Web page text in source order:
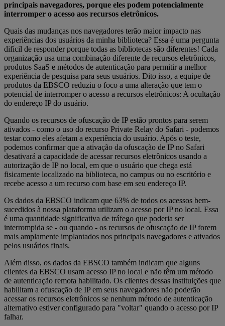
principais navegadores, porque eles podem potencialmente
interromper o acesso aos recursos eletrônicos.
Quais das mudanças nos navegadores terão maior impacto nas
experiências dos usuários da minha biblioteca? Essa é uma pergunta
difícil de responder porque todas as bibliotecas são diferentes! Cada
organização usa uma combinação diferente de recursos eletrônicos,
produtos SaaS e métodos de autenticação para permitir a melhor
experiência de pesquisa para seus usuários. Dito isso, a equipe de
produtos da EBSCO reduziu o foco a uma alteração que tem o
potencial de interromper o acesso a recursos eletrônicos: A ocultação
do endereço IP do usuário.
Quando os recursos de ofuscação de IP estão prontos para serem
ativados - como o uso do recurso Private Relay do Safari - podemos
testar como eles afetam a experiência do usuário. Após o teste,
podemos confirmar que a ativação da ofuscação de IP no Safari
desativará a capacidade de acessar recursos eletrônicos usando a
autorização de IP no local, em que o usuário que chega está
fisicamente localizado na biblioteca, no campus ou no escritório e
recebe acesso a um recurso com base em seu endereço IP.
Os dados da EBSCO indicam que 63% de todos os acessos bem-
sucedidos à nossa plataforma utilizam o acesso por IP no local. Essa
é uma quantidade significativa de tráfego que poderia ser
interrompida se - ou quando - os recursos de ofuscação de IP forem
mais amplamente implantados nos principais navegadores e ativados
pelos usuários finais.
Além disso, os dados da EBSCO também indicam que alguns
clientes da EBSCO usam acesso IP no local e não têm um método
de autenticação remota habilitado. Os clientes dessas instituições que
habilitam a ofuscação de IP em seus navegadores não poderão
acessar os recursos eletrônicos se nenhum método de autenticação
alternativo estiver configurado para "voltar" quando o acesso por IP
falhar.